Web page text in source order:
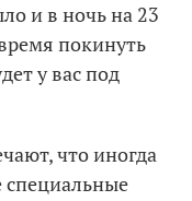
и в ночь на 23
покинуть
у вас под
что иногда